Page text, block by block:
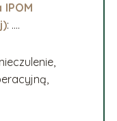
: ….